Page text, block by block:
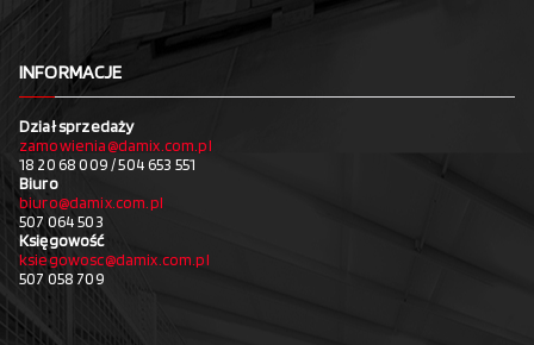
INFORMACJE
Dział sprzedaży
zamowienia@damix.com.pl
18 20 68 009 / 504 653 551
Biuro
biuro@damix.com.pl
507 064 503
Księgowość
ksiegowosc@damix.com.pl
507 058 709